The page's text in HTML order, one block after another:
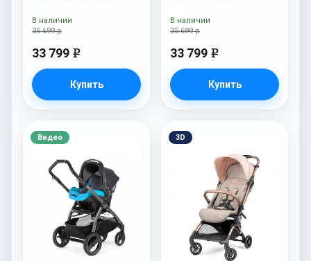
White/Black) Luxe Beige
35 699 р
33 799 e
Купить
В наличии
White/Black) Blue Denim
35 699 р
33 799 e
Купить
В наличии
Видео 3D